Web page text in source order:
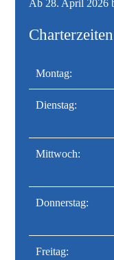
Ab 28. April 2026
Montag:
Dienstag:
Mittwoch:
Donnerstag:
Freitag: